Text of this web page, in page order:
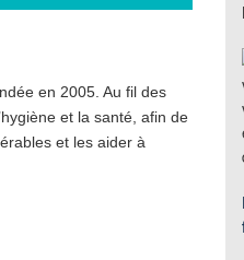
en 2005. Au fil des
et la santé, afin de
et les aider à